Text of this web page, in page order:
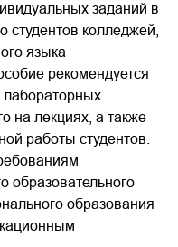
заданий в
студентов колледжей,
языка
рекомендуется
лабораторных
на лекциях, а также
работы студентов.
образовательного
образования